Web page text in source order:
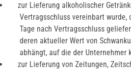
zur Lieferung alkoholischer
Vertragsschluss vereinbart wurde,
Tage nach Vertragsschluss
deren aktueller Wert von
abhängt, auf die der Unternehmer
zur Lieferung von Zeitungen,